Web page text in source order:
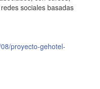
sociales basadas
proyecto-gehotel-